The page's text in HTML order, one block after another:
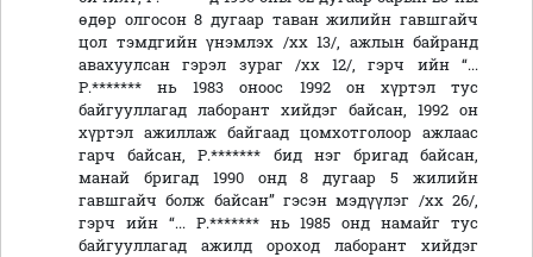
өдөр олгосон 8 дугаар таван жилийн гавшгайч
цол тэмдгийн үнэмлэх /хх 13/, ажлын байранд
авахуулсан гэрэл зураг /хх 12/, гэрч ийн “...
Р.******* нь 1983 оноос 1992 он хүртэл тус
байгууллагад лаборант хийдэг байсан, 1992 он
хүртэл ажиллаж байгаад цомхотголоор ажлаас
гарч байсан, Р.******* бид нэг бригад байсан,
манай бригад 1990 онд 8 дугаар 5 жилийн
гавшгайч болж байсан” гэсэн мэдүүлэг /хх 26/,
гэрч ийн “... Р.******* нь 1985 онд намайг тус
байгууллагад ажилд ороход лаборант хийдэг